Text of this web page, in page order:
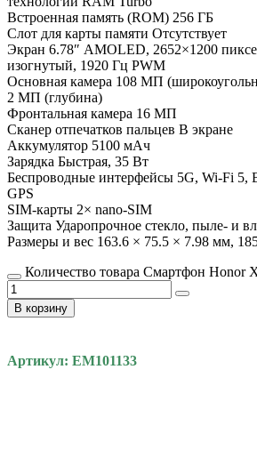
Встроенная память (ROM) 256 ГБ
Слот для карты памяти Отсутствует
Экран 6.78″ AMOLED, 2652×1200
изогнутый, 1920 Гц PWM
Основная камера 108 МП
2 МП (глубина)
Фронтальная камера 16 МП
Сканер отпечатков пальцев В экране
Аккумулятор 5100 мАч
Зарядка Быстрая, 35 Вт
Беспроводные интерфейсы 5G, Wi-Fi 5,
GPS
SIM-карты 2× nano-SIM
Защита Ударопрочное стекло, пыле- и
Размеры и вес 163.6 × 75.5 × 7.98 мм,
Количество товара Смартфон Honor
В корзину
Артикул: EM101133